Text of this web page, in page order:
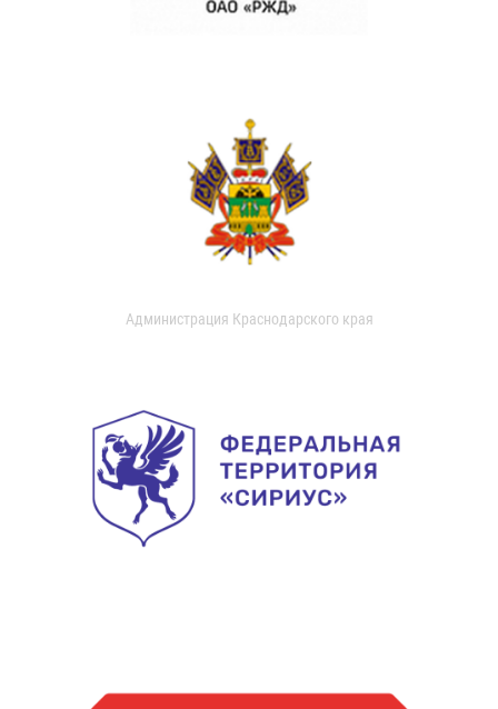
Администрация Краснодарского края